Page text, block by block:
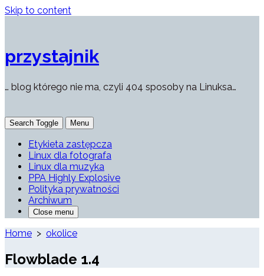
Skip to content
przystajnik
… blog którego nie ma, czyli 404 sposoby na Linuksa…
Search Toggle Menu
Etykieta zastępcza
Linux dla fotografa
Linux dla muzyka
PPA Highly Explosive
Polityka prywatności
Archiwum
Close menu
Home > okolice
Flowblade 1.4